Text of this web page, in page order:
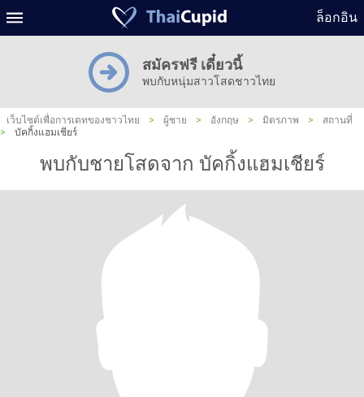
ล็อกอิน
สมัครฟรี เดี๋ยวนี้
พบกับหนุ่มสาวโสดชาวไทย
เว็บไซต์เพื่อการเดทของชาวไทย > ผู้ชาย > อังกฤษ > มิตรภาพ >
สถานที่
>
บัคกิ้งแฮมเชียร์
พบกับชายโสดจาก บัคกิ้งแฮมเชียร์